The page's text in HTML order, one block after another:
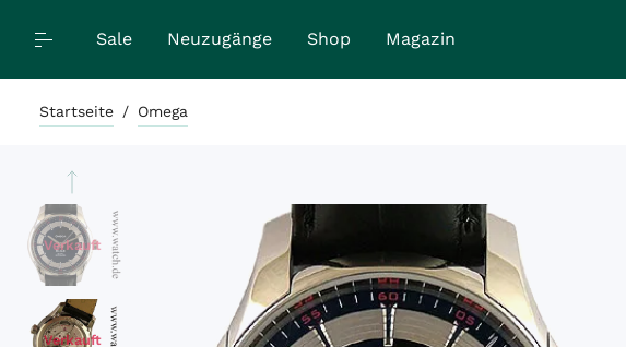
Sale Neuzugänge Shop Magazin
Startseite / Omega
Verkauft
Verkauft